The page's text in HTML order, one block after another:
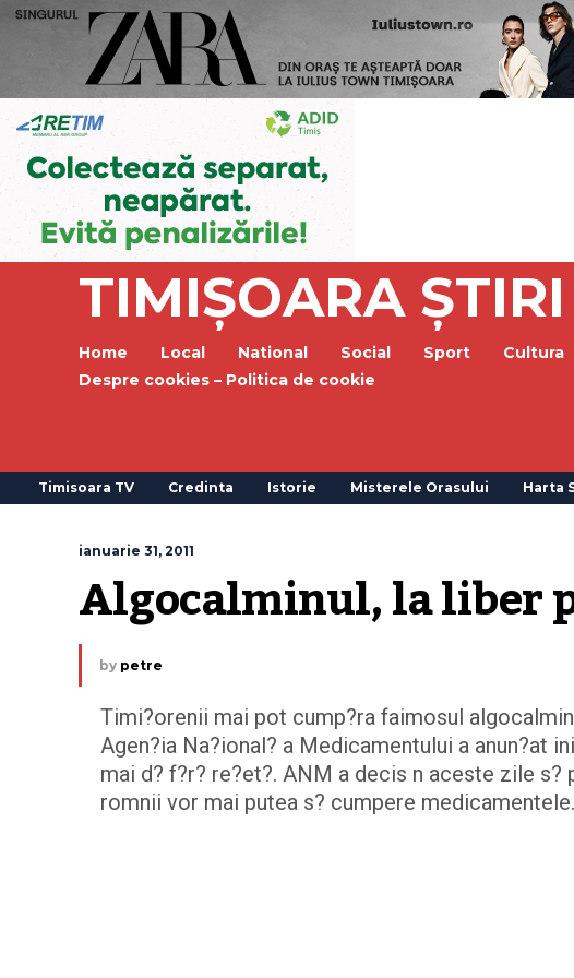
TIMIȘOARA ȘTIRI
Home Local National Social Sport Cultura
Despre cookies – Politica de cookie
Timisoara TV Credinta Istorie Misterele Orasului Harta
ianuarie 31, 2011
Algocalminul, la liber
by petre
Timi?orenii mai pot cump?ra faimosul
Agen?ia Na?ional? a Medicamentului a anun?at
mai d? f?r? re?et?. ANM a decis n aceste zile s?
romnii vor mai putea s? cumpere